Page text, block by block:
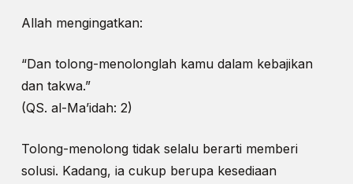
Allah mengingatkan:
“Dan tolong-menolonglah kamu dalam kebajikan
dan takwa.”
(QS. al-Ma’idah: 2)
Tolong-menolong tidak selalu berarti memberi
solusi. Kadang, ia cukup berupa kesediaan